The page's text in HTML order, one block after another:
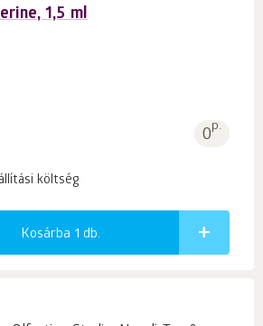
1,5 ml
0p.
költség
Kosárba 1 db.